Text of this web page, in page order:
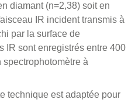
diamant (n=2,38) soit en
IR incident transmis à
par la surface de
IR sont enregistrés entre 400
spectrophotomètre à
technique est adaptée pour